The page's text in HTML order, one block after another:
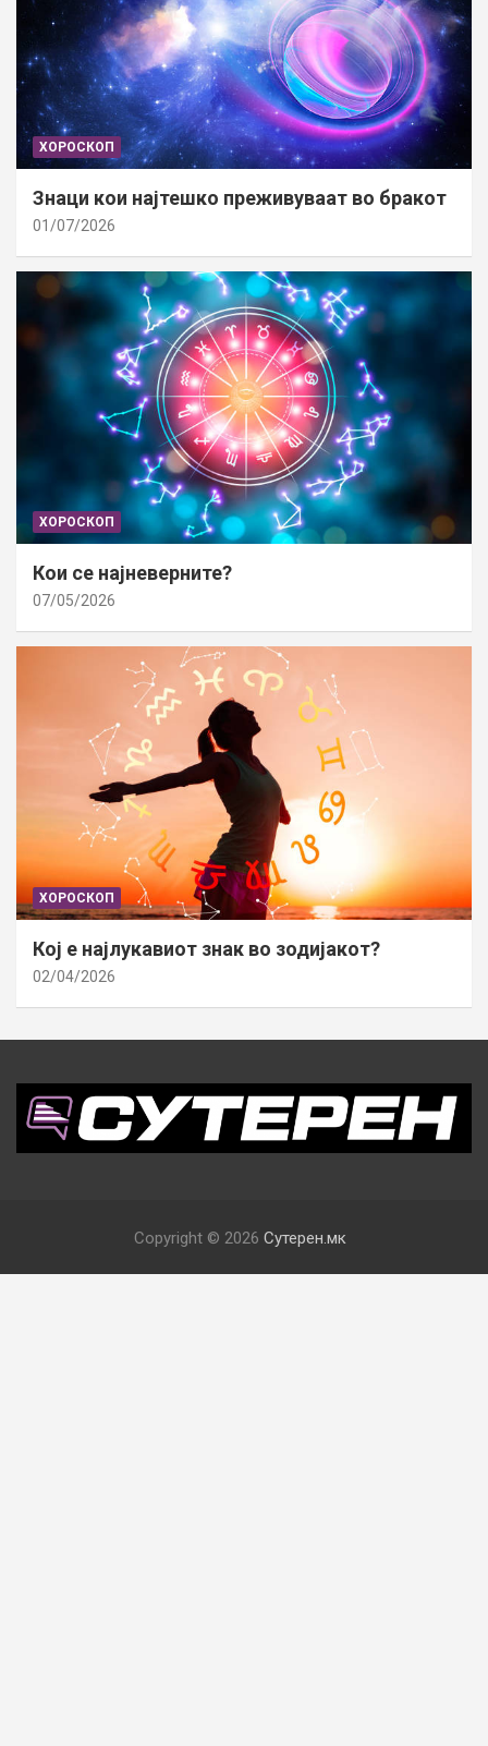
ХОРОСКОП
Знаци кои најтешко преживуваат во бракот
01/07/2026
ХОРОСКОП
Кои се најневерните?
07/05/2026
ХОРОСКОП
Кој е најлукавиот знак во зодијакот?
02/04/2026
Copyright © 2026 Сутерен.мк